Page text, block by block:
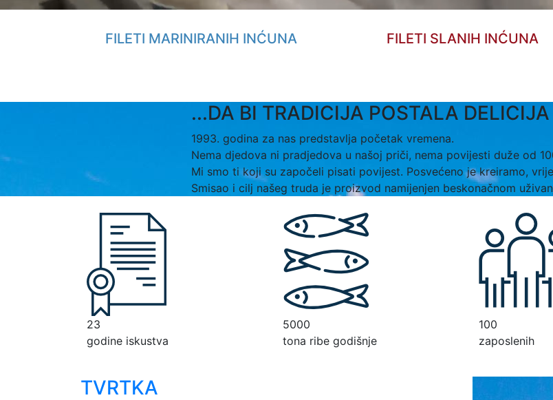
FILETI MARINIRANIH INĆUNA FILETI SLANIH INĆUNA
...DA BI TRADICIJA POSTALA DELICIJA
1993. godina za nas predstavlja početak vremena.
Nema djedova ni pradjedova u našoj priči, nema povijesti duže od
Mi smo ti koji su započeli pisati povijest. Posvećeno je kreiramo,
Smisao i cilj našeg truda je proizvod namijenjen beskonačnom
23
godine iskustva
5000
tona ribe godišnje
100
zaposlenih
TVRTKA